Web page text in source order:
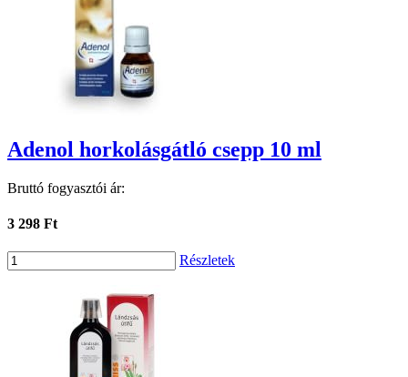
Adenol horkolásgátló csepp 10 ml
Bruttó fogyasztói ár:
3 298 Ft
Részletek